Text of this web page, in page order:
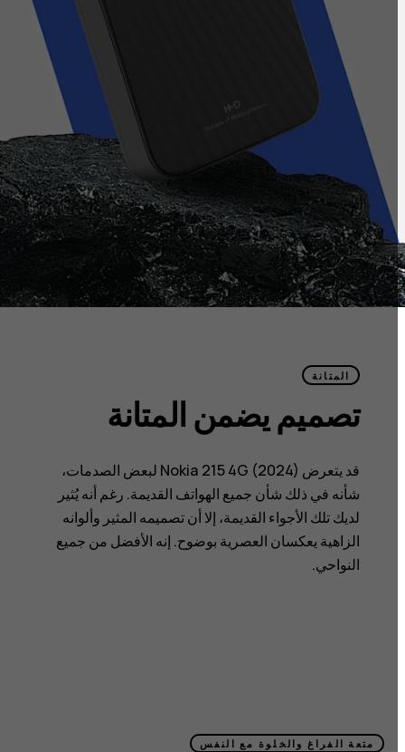
المتانة
تصميم يضمن المتانة
قد يتعرض Nokia 215 4G (2024) لبعض الصدمات،
شأنه في ذلك شأن جميع الهواتف القديمة. رغم أنه يُثير
لديك تلك الأجواء القديمة، إلا أن تصميمه المثير وألوانه
الزاهية يعكسان العصرية بوضوح. إنه الأفضل من جميع
النواحي.
متعة الفراغ والخلوة مع النفس